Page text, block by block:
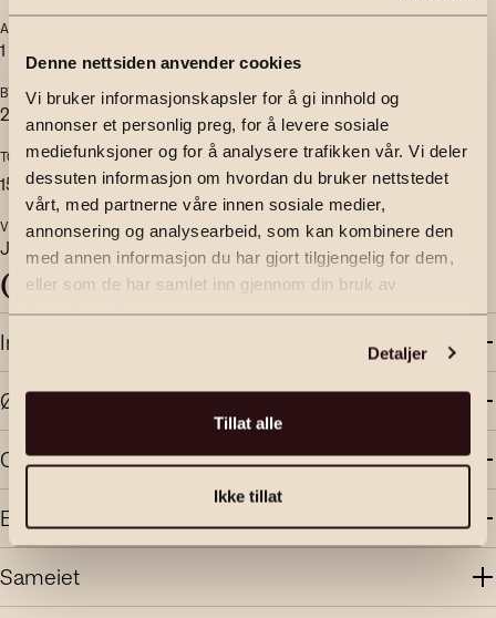
Denne nettsiden anvender cookies
Vi bruker informasjonskapsler for å gi innhold og
annonser et personlig preg, for å levere sosiale
mediefunksjoner og for å analysere trafikken vår. Vi deler
dessuten informasjon om hvordan du bruker nettstedet
vårt, med partnerne våre innen sosiale medier,
annonsering og analysearbeid, som kan kombinere den
med annen informasjon du har gjort tilgjengelig for dem,
eller som de har samlet inn gjennom din bruk av
tjenestene deres.
Detaljer
Tillat alle
Ikke tillat
ANTALL SOVEROM
1
BYGGEÅR
2001
ENERGIMERKING
D
TOMTEAREAL
1562.8m2(eiet)
GARASJE
Ja
VERANDA
Ja
Objektbeskrivelse
Innhold og standard
Økonomi
Område
Energi
Sameiet